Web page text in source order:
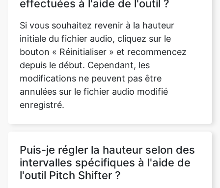
bouton « Réinitialiser » et recommencez
depuis le début. Cependant, les
modifications ne peuvent pas être
annulées sur le fichier audio modifié
enregistré.
Puis-je régler la hauteur selon des
Oui, notre outil Pitch Shifter vous
permettra de régler les niveaux de hauteur
allant de -20 000 à 20 000. Vous pouvez